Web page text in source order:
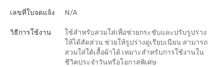
เลขที่ใบจดแจ้ง N/A
วิธีการใช้งาน
ใช้สำหรับสวมใส่เพื่อช่วยกระชับและปรับรูปร่าง
ให้ได้สัดส่วน ช่วยให้รูปร่างดูเรียบเนียน สามารถ
สวมใส่ใต้เสื้อผ้าได้ เหมาะสำหรับการใช้งานใน
ชีวิตประจำวันหรือโอกาสพิเศษ